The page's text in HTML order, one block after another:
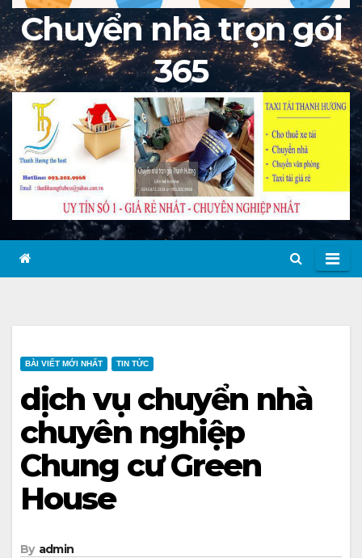
Chuyển nhà trọn gói
365
BÀI VIẾT MỚI NHẤT TIN TỨC
dịch vụ chuyển nhà
chuyên nghiệp
Chung cư Green
House
By admin